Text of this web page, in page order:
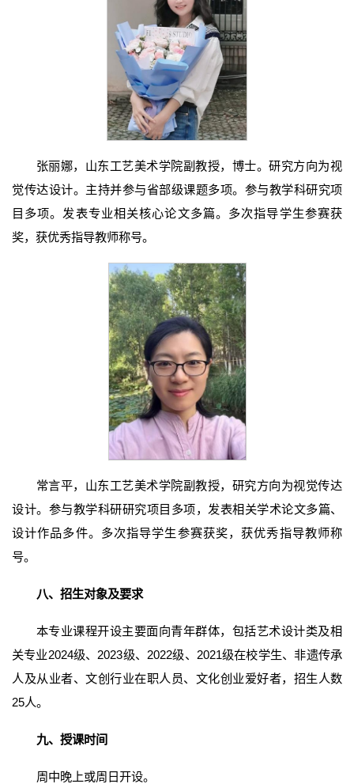
张丽娜，山东工艺美术学院副教授，博士。研究方向为视
觉传达设计。主持并参与省部级课题多项。参与教学科研究项
目多项。发表专业相关核心论文多篇。多次指导学生参赛获
奖，获优秀指导教师称号。
常言平，山东工艺美术学院副教授，研究方向为视觉传达
设计。参与教学科研研究项目多项，发表相关学术论文多篇、
设计作品多件。多次指导学生参赛获奖，获优秀指导教师称
号。
八、招生对象及要求
本专业课程开设主要面向青年群体，包括艺术设计类及相
关专业2024级、2023级、2022级、2021级在校学生、非遗传承
人及从业者、文创行业在职人员、文化创业爱好者，招生人数
25人。
九、授课时间
周中晚上或周日开设。